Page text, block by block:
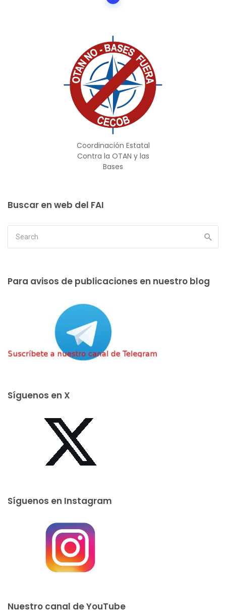
Coordinación Estatal
Contra la OTAN y las
Bases
Buscar en web del FAI
Para avisos de publicaciones en nuestro blog
Síguenos en X
Síguenos en Instagram
Nuestro canal de YouTube